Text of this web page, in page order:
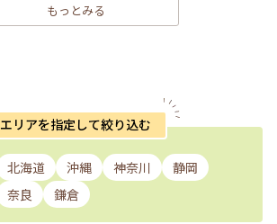
もっとみる
エリアを指定して絞り込む
北海道 沖縄 神奈川
静岡
奈良 鎌倉